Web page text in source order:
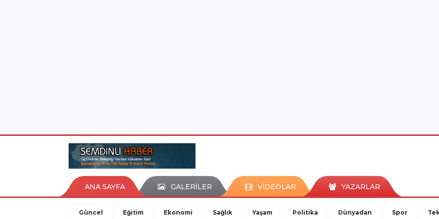
ANA SAYFA GALERİLER VİDEOLAR YAZARLAR
Güncel Eğitim Ekonomi Sağlık Yaşam Politika Dünyadan Spor